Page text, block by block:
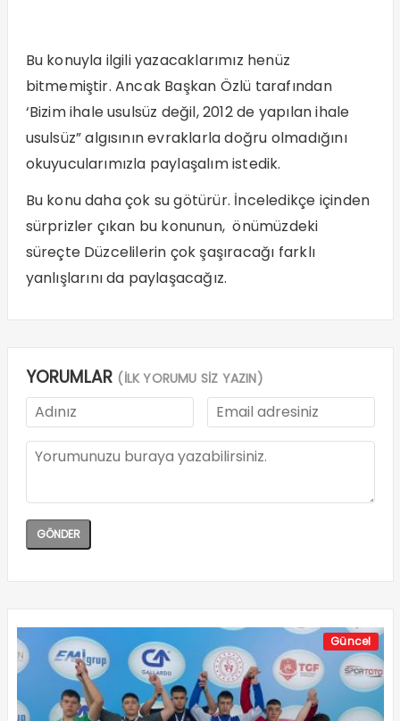
Bu konuyla ilgili yazacaklarımız henüz
bitmemiştir. Ancak Başkan Özlü tarafından
‘Bizim ihale usulsüz değil, 2012 de yapılan ihale
usulsüz” algısının evraklarla doğru olmadığını
okuyucularımızla paylaşalım istedik.
Bu konu daha çok su götürür. İnceledikçe içinden
sürprizler çıkan bu konunun, önümüzdeki
süreçte Düzcelilerin çok şaşıracağı farklı
yanlışlarını da paylaşacağız.
YORUMLAR (İLK YORUMU SİZ YAZIN)
Güncel